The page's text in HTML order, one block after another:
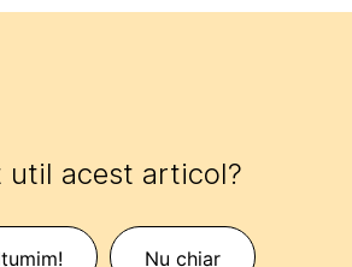
util acest articol?
Nu chiar